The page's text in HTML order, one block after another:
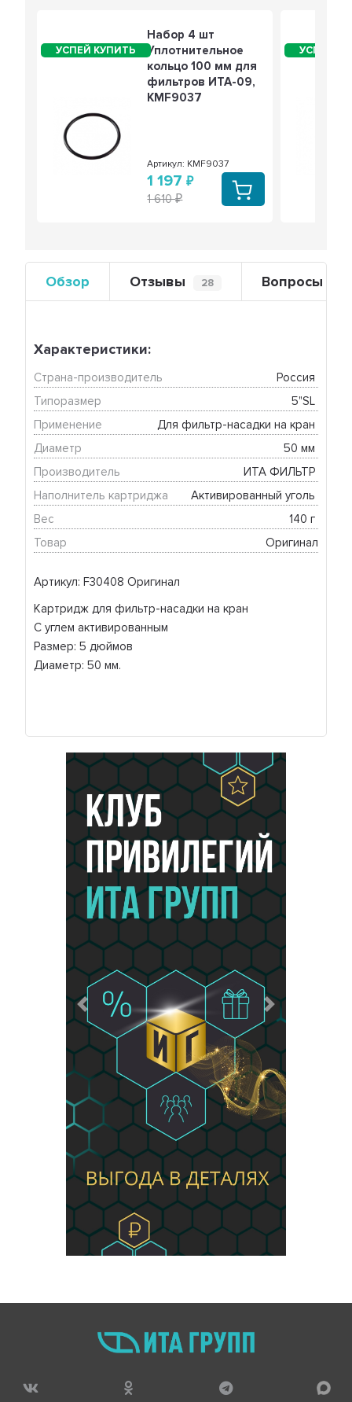
Набор 4 шт
Уплотнительное
кольцо 100 мм для
фильтров ИТА-09,
KMF9037
Артикул: KMF9037
1 197
1 610
Обзор Отзывы 28 Вопросы
Артикул: F30408 Оригинал
Картридж для фильтр-насадки на кран
С углем активированным
Размер: 5 дюймов
Диаметр: 50 мм.
Характеристики:
Страна-производитель
Россия
Типоразмер
5"SL
Применение
Для фильтр-насадки на кран
Диаметр
50 мм
Производитель
ИТА ФИЛЬТР
Наполнитель картриджа
Активированный уголь
Вес
140 г
Товар
Оригинал
Предыдущий Следующий